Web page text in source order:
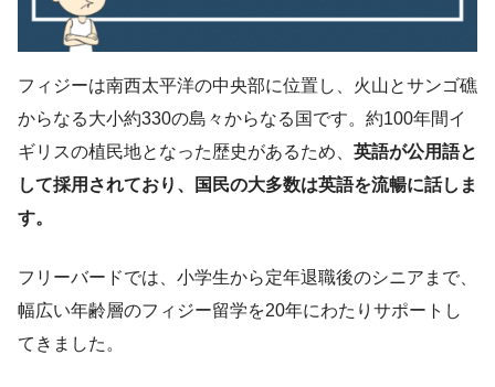
フィジーは南西太平洋の中央部に位置し、火山とサンゴ礁
からなる大小約330の島々からなる国です。約100年間イ
ギリスの植民地となった歴史があるため、 英語が公用語と
して採用されており、国民の大多数は英語を流暢に話しま
す。
フリーバードでは、小学生から定年退職後のシニアまで、
幅広い年齢層のフィジー留学を20年にわたりサポートし
てきました。